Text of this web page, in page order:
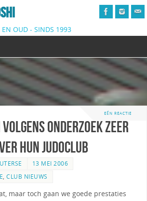
EN OUD - SINDS 1993
EÉN REACTIE
volgens onderzoek zeer
hun judoclub
13 MEI 2006
,CLUB NIEUWS
maar toch gaan we goede prestaties